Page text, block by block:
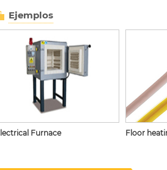
Ejemplos
Furnace Floor